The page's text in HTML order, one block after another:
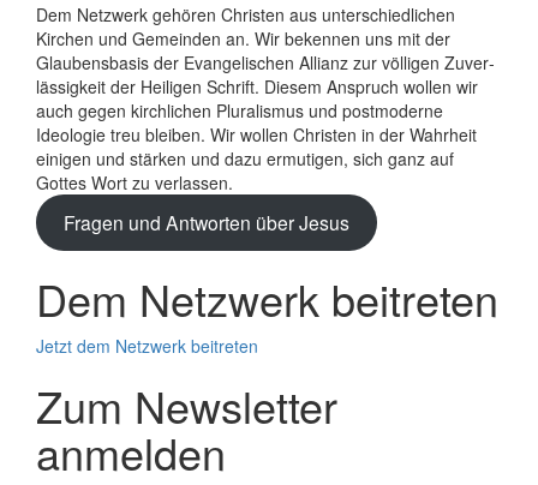
Dem Netzwerk gehören Christen aus unterschiedlichen
Kirchen und Gemeinden an. Wir bekennen uns mit der
Glaubens­basis der Evange­lischen Allianz zur völligen Zuver­
lässigkeit der Heiligen Schrift. Diesem Anspruch wollen wir
auch gegen kirchlichen Plura­lismus und post­moderne
Ideologie treu bleiben. Wir wollen Christen in der Wahrheit
einigen und stärken und dazu ermutigen, sich ganz auf
Gottes Wort zu verlassen.
Fragen und Antworten über Jesus
Dem Netzwerk beitreten
Jetzt dem Netzwerk beitreten
Zum Newsletter
anmelden